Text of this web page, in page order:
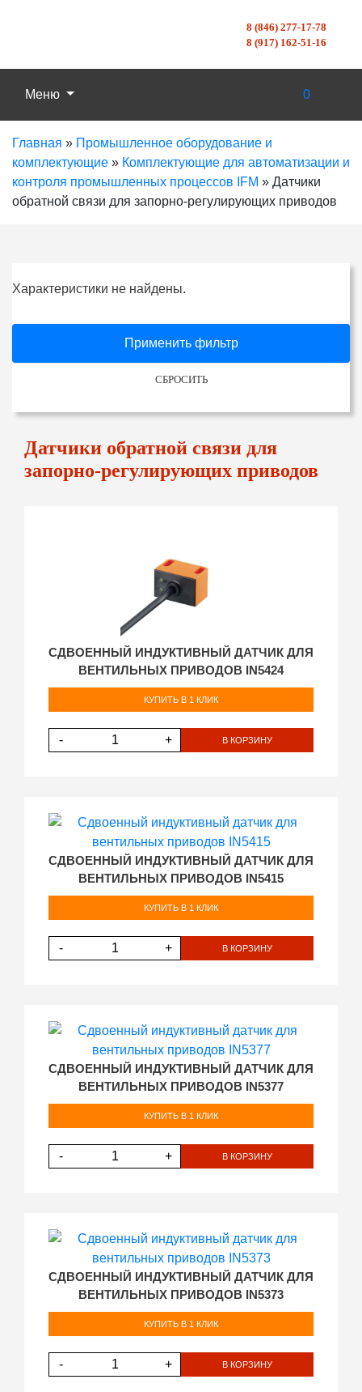
8 (846) 277-17-78
8 (917) 162-51-16
Меню 0
Главная » Промышленное оборудование и
комплектующие » Комплектующие для автоматизации и
контроля промышленных процессов IFM » Датчики
обратной связи для запорно-регулирующих приводов
Характеристики не найдены.
Применить фильтр
СБРОСИТЬ
Датчики обратной связи для
запорно-регулирующих приводов
СДВОЕННЫЙ ИНДУКТИВНЫЙ ДАТЧИК ДЛЯ
ВЕНТИЛЬНЫХ ПРИВОДОВ IN5424
КУПИТЬ В 1 КЛИК
- + В КОРЗИНУ
СДВОЕННЫЙ ИНДУКТИВНЫЙ ДАТЧИК ДЛЯ
ВЕНТИЛЬНЫХ ПРИВОДОВ IN5415
КУПИТЬ В 1 КЛИК
- + В КОРЗИНУ
СДВОЕННЫЙ ИНДУКТИВНЫЙ ДАТЧИК ДЛЯ
ВЕНТИЛЬНЫХ ПРИВОДОВ IN5377
КУПИТЬ В 1 КЛИК
- + В КОРЗИНУ
СДВОЕННЫЙ ИНДУКТИВНЫЙ ДАТЧИК ДЛЯ
ВЕНТИЛЬНЫХ ПРИВОДОВ IN5373
КУПИТЬ В 1 КЛИК
- + В КОРЗИНУ